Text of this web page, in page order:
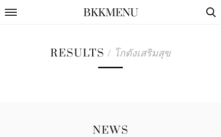
BKKMENU
RESULTS / โกดังเสริมสุข
NEWS